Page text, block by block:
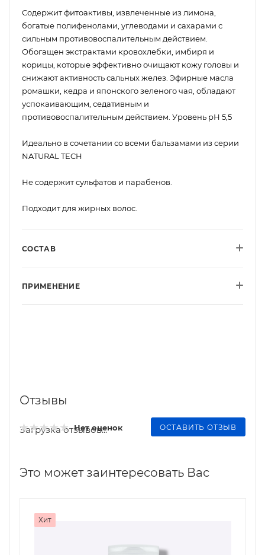
Содержит фитоактивы, извлеченные из лимона,
богатые полифенолами, углеводами и сахарами с
сильным противовоспалительным действием.
Обогащен экстрактами кровохлебки, имбиря и
корицы, которые эффективно очищают кожу головы и
снижают активность сальных желез. Эфирные масла
ромашки, кедра и японского зеленого чая, обладают
успокаивающим, седативным и
противовоспалительным действием. Уровень рН 5,5
Идеально в сочетании со всеми бальзамами из серии
NATURAL TECH
Не содержит сульфатов и парабенов.
Подходит для жирных волос.
СОСТАВ
ПРИМЕНЕНИЕ
Отзывы
Нет оценок ОСТАВИТЬ ОТЗЫВ
Загрузка отзывов...
Это может заинтересовать Вас
Хит